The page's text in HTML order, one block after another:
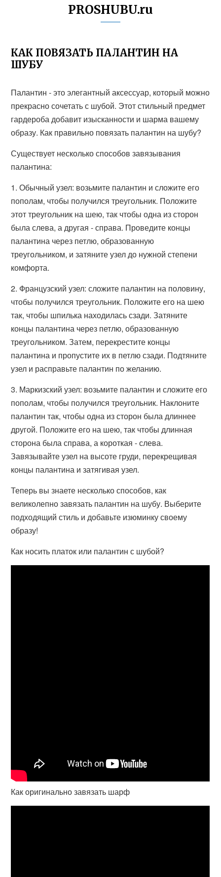
PROSHUBU.ru
КАК ПОВЯЗАТЬ ПАЛАНТИН НА
ШУБУ
Палантин - это элегантный аксессуар, который можно
прекрасно сочетать с шубой. Этот стильный предмет
гардероба добавит изысканности и шарма вашему
образу. Как правильно повязать палантин на шубу?
Существует несколько способов завязывания
палантина:
1. Обычный узел: возьмите палантин и сложите его
пополам, чтобы получился треугольник. Положите
этот треугольник на шею, так чтобы одна из сторон
была слева, а другая - справа. Проведите концы
палантина через петлю, образованную
треугольником, и затяните узел до нужной степени
комфорта.
2. Французский узел: сложите палантин на половину,
чтобы получился треугольник. Положите его на шею
так, чтобы шпилька находилась сзади. Затяните
концы палантина через петлю, образованную
треугольником. Затем, перекрестите концы
палантина и пропустите их в петлю сзади. Подтяните
узел и расправьте палантин по желанию.
3. Маркизский узел: возьмите палантин и сложите его
пополам, чтобы получился треугольник. Наклоните
палантин так, чтобы одна из сторон была длиннее
другой. Положите его на шею, так чтобы длинная
сторона была справа, а короткая - слева.
Завязывайте узел на высоте груди, перекрещивая
концы палантина и затягивая узел.
Теперь вы знаете несколько способов, как
великолепно завязать палантин на шубу. Выберите
подходящий стиль и добавьте изюминку своему
образу!
Как носить платок или палантин с шубой?
Как оригинально завязать шарф